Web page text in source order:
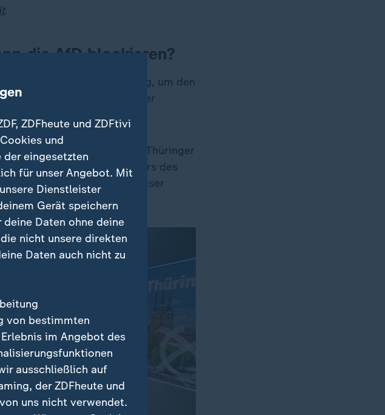
die AfD blockieren?
Abgeordneten nötig, um den
zu bereiten. Mit ihrer
und der Richter des Thüringer
und des Stellvertreters des
Die Besetzung dieser
blockieren.
ZDFheute und ZDFtivi
und
der eingesetzten
für unser Angebot. Mit
Dienstleister
Gerät speichern
Daten ohne deine
nicht unsere direkten
Daten auch nicht zu
von bestimmten
im Angebot des
ausschließlich auf
der ZDFheute und
uns nicht verwendet.